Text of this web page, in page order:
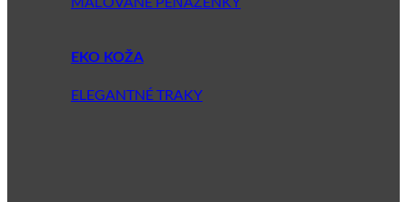
EKO KOŽA
ELEGANTNÉ TRAKY